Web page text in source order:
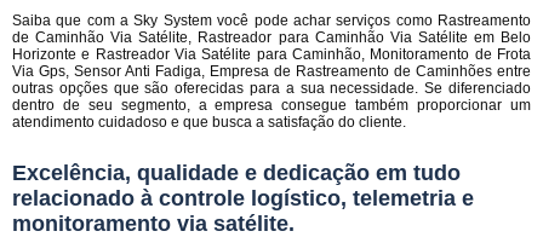
Saiba que com a Sky System você pode achar serviços como Rastreamento
de Caminhão Via Satélite, Rastreador para Caminhão Via Satélite em Belo
Horizonte e Rastreador Via Satélite para Caminhão, Monitoramento de Frota
Via Gps, Sensor Anti Fadiga, Empresa de Rastreamento de Caminhões entre
outras opções que são oferecidas para a sua necessidade. Se diferenciado
dentro de seu segmento, a empresa consegue também proporcionar um
atendimento cuidadoso e que busca a satisfação do cliente.
Excelência, qualidade e dedicação em tudo
relacionado à controle logístico, telemetria e
monitoramento via satélite.